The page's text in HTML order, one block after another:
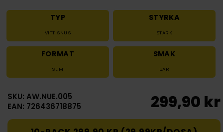
TYP
VITT SNUS
STYRKA
STARK
FORMAT
SLIM
SMAK
BÄR
SKU: AW.NUE.005
EAN: 726436718875
299,90 kr